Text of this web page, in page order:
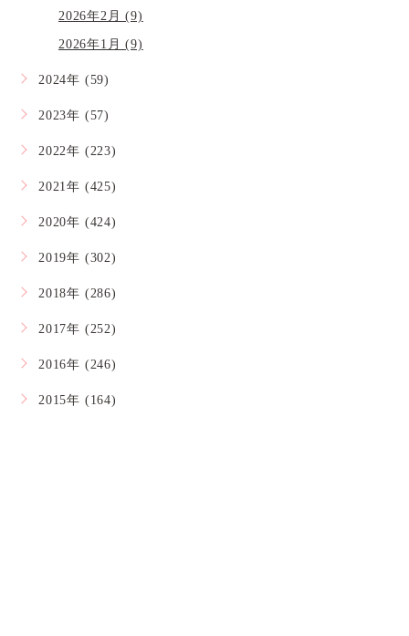
2026年2月 (9)
2026年1月 (9)
2024年 (59)
2023年 (57)
2022年 (223)
2021年 (425)
2020年 (424)
2019年 (302)
2018年 (286)
2017年 (252)
2016年 (246)
2015年 (164)